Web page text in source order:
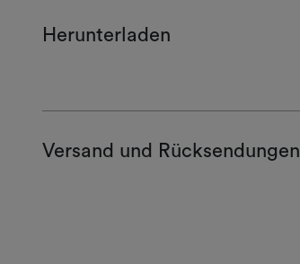
Herunterladen
Versand und Rücksendungen